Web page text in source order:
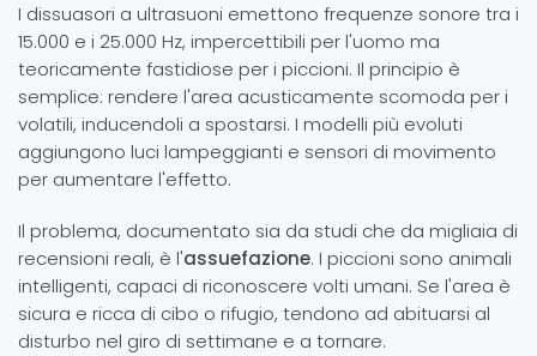
I dissuasori a ultrasuoni emettono frequenze sonore tra i
15.000 e i 25.000 Hz, impercettibili per l'uomo ma
teoricamente fastidiose per i piccioni. Il principio è
semplice: rendere l'area acusticamente scomoda per i
volatili, inducendoli a spostarsi. I modelli più evoluti
aggiungono luci lampeggianti e sensori di movimento
per aumentare l'effetto.
Il problema, documentato sia da studi che da migliaia di
recensioni reali, è l'assuefazione. I piccioni sono animali
intelligenti, capaci di riconoscere volti umani. Se l'area è
sicura e ricca di cibo o rifugio, tendono ad abituarsi al
disturbo nel giro di settimane e a tornare.